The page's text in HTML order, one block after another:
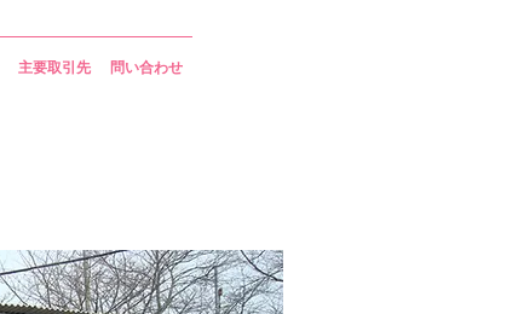
主要取引先 問い合わせ